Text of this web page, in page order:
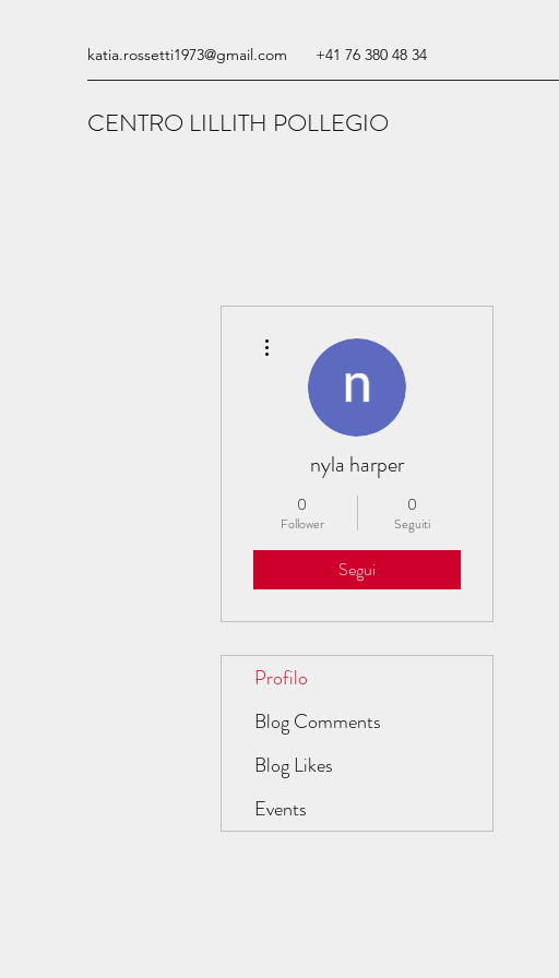
katia.rossetti1973@gmail.com +41 76 380 48 34
CENTRO LILLITH POLLEGIO
nyla harper
0
Follower
0
Seguiti
Segui
Profilo
Blog Comments
Blog Likes
Events